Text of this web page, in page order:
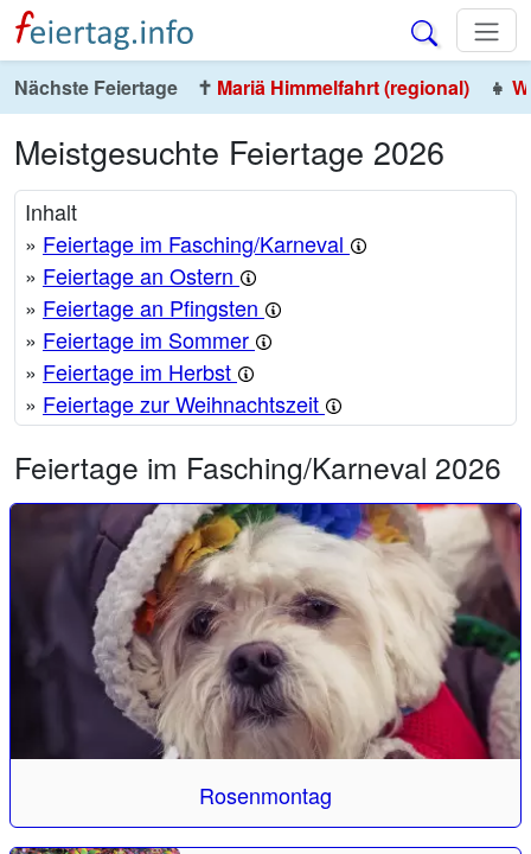
Nächste Feiertage ✝️ Mariä Himmelfahrt (regional) 👧
Meistgesuchte Feiertage 2026
Inhalt
» Feiertage im Fasching/Karneval
» Feiertage an Ostern
» Feiertage an Pfingsten
» Feiertage im Sommer
» Feiertage im Herbst
» Feiertage zur Weihnachtszeit
Feiertage im Fasching/Karneval 2026
Rosenmontag